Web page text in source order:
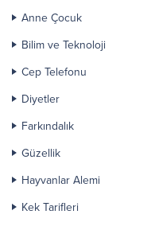
Anne Çocuk
Bilim ve Teknoloji
Cep Telefonu
Diyetler
Farkındalık
Güzellik
Hayvanlar Alemi
Kek Tarifleri